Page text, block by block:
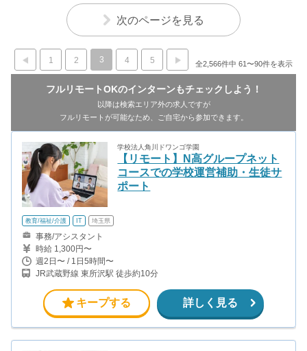
次のページを見る
1 2 3 4 5 全2,566件中 61〜90件を表示
フルリモートOKのインターンもチェックしよう！
以降は検索エリア外の求人ですが
フルリモートが可能なため、ご自宅から参加できます。
学校法人角川ドワンゴ学園
【リモート】N高グループネット
コースでの学校運営補助・生徒サ
ポート
教育/福祉/介護 IT 埼玉県
事務/アシスタント
時給 1,300円〜
週2日〜 / 1日5時間〜
JR武蔵野線 東所沢駅 徒歩約10分
キープする 詳しく見る